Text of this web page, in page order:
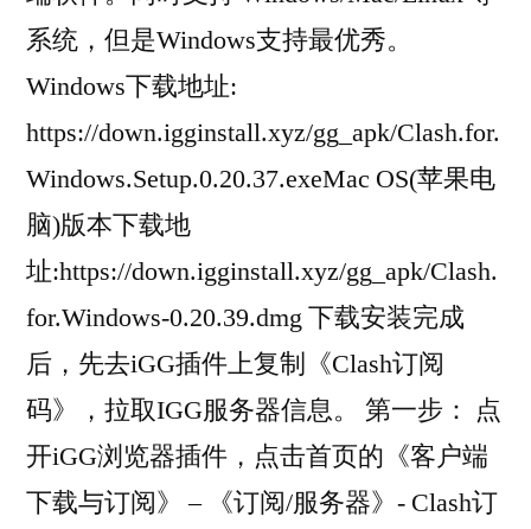
系统，但是Windows支持最优秀。
Windows下载地址:
https://down.igginstall.xyz/gg_apk/Clash.for.
Windows.Setup.0.20.37.exeMac OS(苹果电
脑)版本下载地
址:https://down.igginstall.xyz/gg_apk/Clash.
for.Windows-0.20.39.dmg 下载安装完成
后，先去iGG插件上复制《Clash订阅
码》，拉取IGG服务器信息。 第一步： 点
开iGG浏览器插件，点击首页的《客户端
下载与订阅》 – 《订阅/服务器》- Clash订